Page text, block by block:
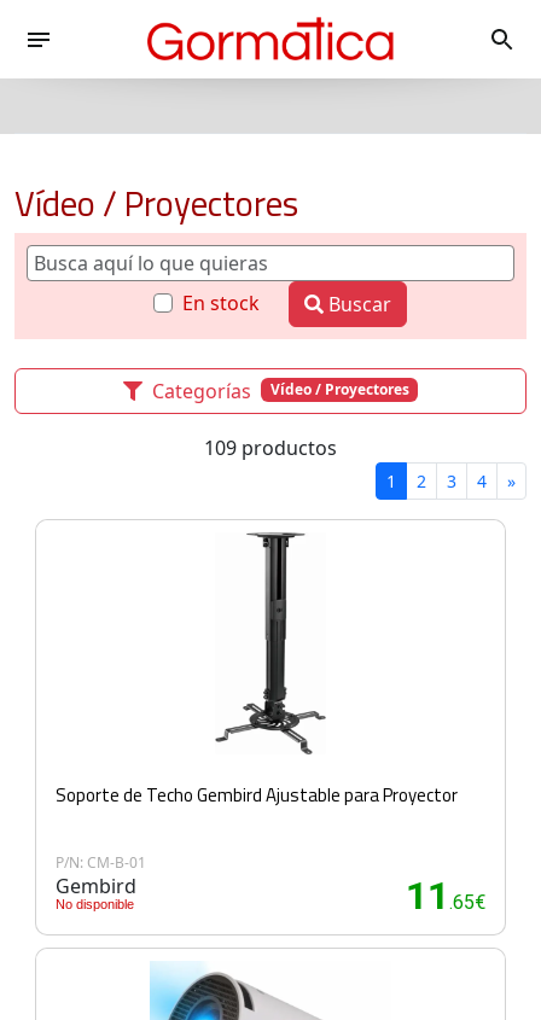
Vídeo / Proyectores
En stock Buscar
Categorías Vídeo / Proyectores
109 productos
1 2 3 4 »
Soporte de Techo Gembird Ajustable para Proyector
P/N: CM-B-01
Gembird
No disponible 11 .65€